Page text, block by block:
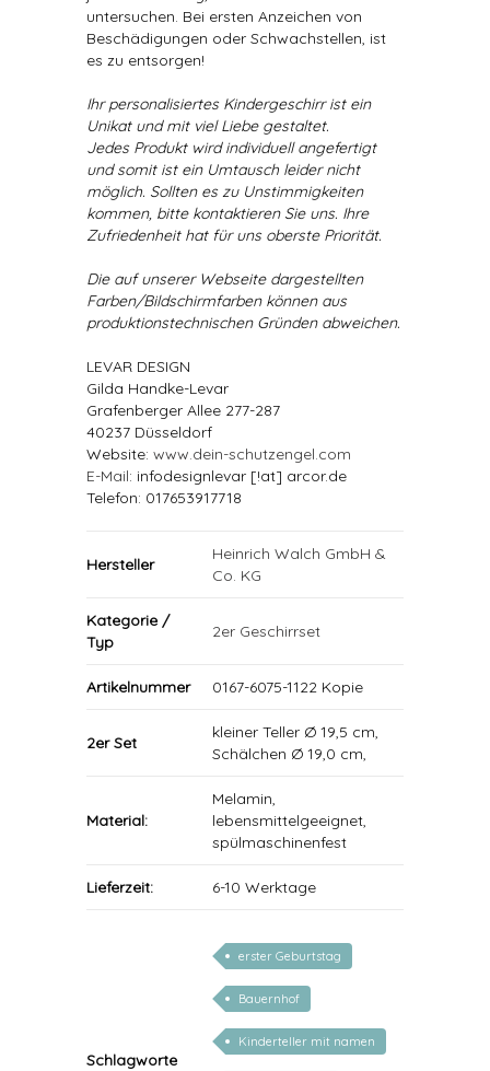
untersuchen. Bei ersten Anzeichen von
Beschädigungen oder Schwachstellen, ist
es zu entsorgen!
Ihr personalisiertes Kindergeschirr ist ein
Unikat und mit viel Liebe gestaltet.
Jedes Produkt wird individuell angefertigt
und somit ist ein Umtausch leider nicht
möglich. Sollten es zu Unstimmigkeiten
kommen, bitte kontaktieren Sie uns. Ihre
Zufriedenheit hat für uns oberste Priorität.
Die auf unserer Webseite dargestellten
Farben/Bildschirmfarben können aus
produktionstechnischen Gründen abweichen.
LEVAR DESIGN
Gilda Handke-Levar
Grafenberger Allee 277-287
40237 Düsseldorf
Website: www.dein-schutzengel.com
E-Mail: infodesignlevar [!at] arcor.de
Telefon: 017653917718
Hersteller
Heinrich Walch GmbH &
Co. KG
Kategorie /
Typ
2er Geschirrset
Artikelnummer 0167-6075-1122 Kopie
2er Set
kleiner Teller Ø 19,5 cm,
Schälchen Ø 19,0 cm,
Material:
Melamin,
lebensmittelgeeignet,
spülmaschinenfest
Lieferzeit: 6-10 Werktage
Schlagworte
erster Geburtstag
Bauernhof
Kinderteller mit namen